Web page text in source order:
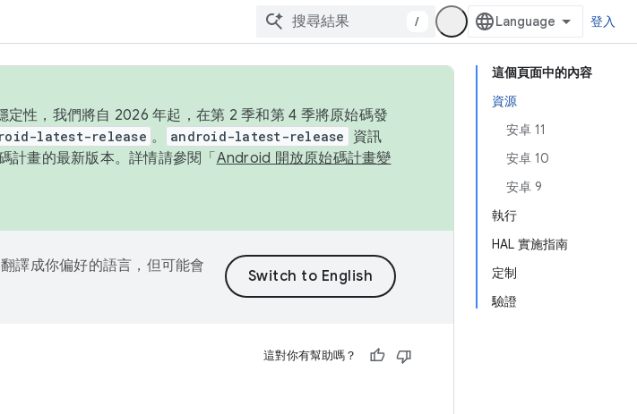
/ 登入
這個頁面中的內容
資源
安卓 11
安卓 10
安卓 9
執行
HAL 實施指南
定制
驗證
性，我們將自 2026 年起，在第 2 季和第 4 季將原始碼發
latest-release 。 android-latest-release
資訊
畫的最新版本。詳情請參閱「 Android 開放原始碼計畫變
譯成你偏好的語言，但可能會
這對你有幫助嗎？